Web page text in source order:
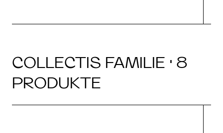
COLLECTIS FAMILIE · 8
PRODUKTE